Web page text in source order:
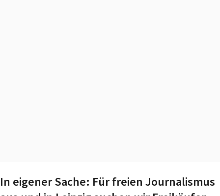
In eigener Sache: Für freien Journalismus